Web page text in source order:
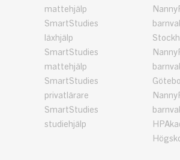
mattehjälp
SmartStudies
läxhjälp
SmartStudies
mattehjälp
SmartStudies
privatlärare
SmartStudies
studiehjälp